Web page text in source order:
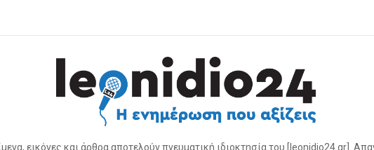
εικόνες και άρθρα αποτελούν πνευματική ιδιοκτησία του [leonidio24.gr].